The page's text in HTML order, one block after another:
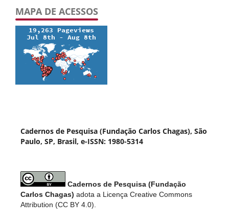
MAPA DE ACESSOS
Cadernos de Pesquisa (Fundação Carlos Chagas), São
Paulo, SP, Brasil, e-ISSN: 1980-5314
Cadernos de Pesquisa (Fundação
Carlos Chagas) adota a Licença Creative Commons
Attribution (CC BY 4.0).